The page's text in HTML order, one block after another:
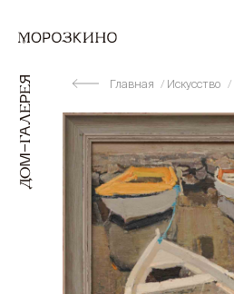
Главная Искусство